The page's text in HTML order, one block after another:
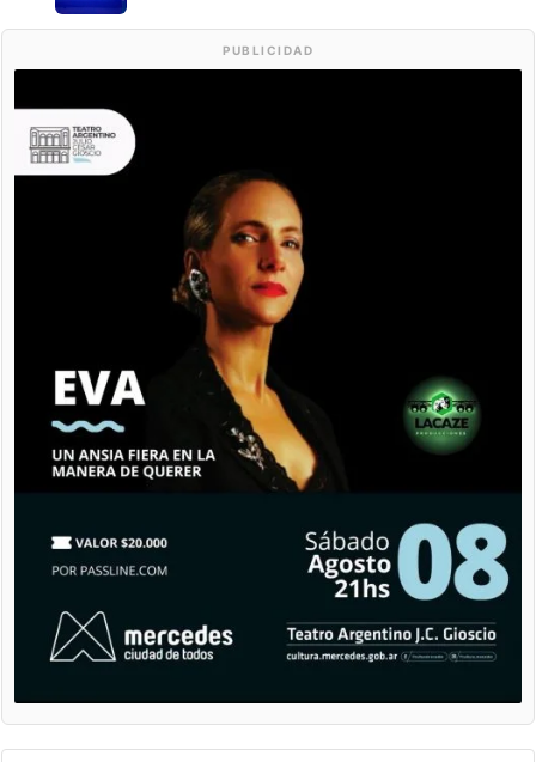
PUBLICIDAD